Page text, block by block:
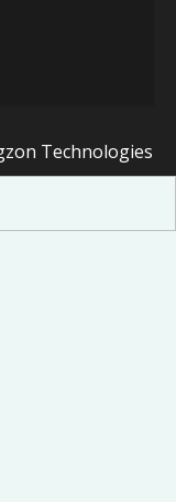
Technologies